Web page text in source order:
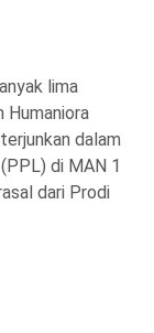
lima
Humaniora
dalam
di MAN 1
dari Prodi